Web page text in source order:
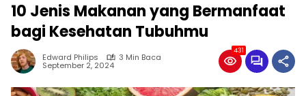
10 Jenis Makanan yang Bermanfaat
bagi Kesehatan Tubuhmu
Edward Philips 3 Min Baca
September 2, 2024
431